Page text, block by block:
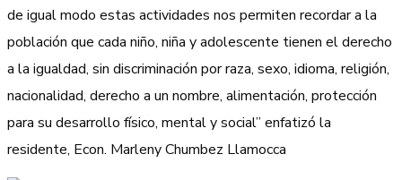
de igual modo estas actividades nos permiten recordar a la
población que cada niño, niña y adolescente tienen el derecho
a la igualdad, sin discriminación por raza, sexo, idioma, religión,
nacionalidad, derecho a un nombre, alimentación, protección
para su desarrollo físico, mental y social” enfatizó la
residente, Econ. Marleny Chumbez Llamocca